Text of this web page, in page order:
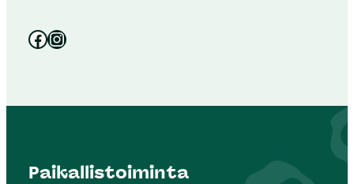
Facebook Instagram
Paikallistoiminta